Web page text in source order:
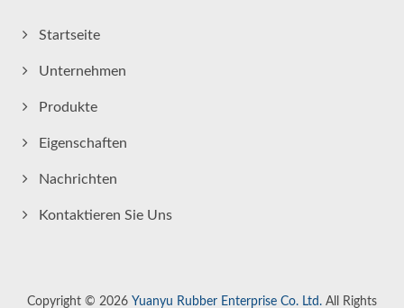
Startseite
Unternehmen
Produkte
Eigenschaften
Nachrichten
Kontaktieren Sie Uns
Copyright © 2026 Yuanyu Rubber Enterprise Co. Ltd. All Rights